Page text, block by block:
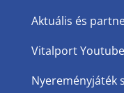
Aktuális és
Vitalport
Nyereményjáték